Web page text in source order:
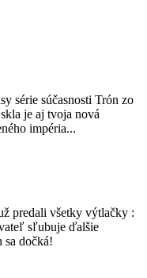
série súčasnosti Trón zo
je aj tvoja nová
impéria...
predali všetky výtlačky :
sľubuje ďalšie
sa dočká!